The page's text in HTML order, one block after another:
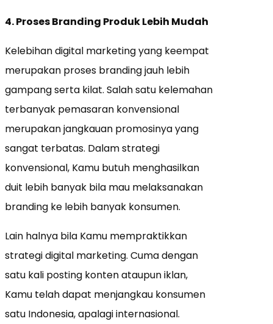
4. Proses Branding Produk Lebih Mudah
Kelebihan digital marketing yang keempat
merupakan proses branding jauh lebih
gampang serta kilat. Salah satu kelemahan
terbanyak pemasaran konvensional
merupakan jangkauan promosinya yang
sangat terbatas. Dalam strategi
konvensional, Kamu butuh menghasilkan
duit lebih banyak bila mau melaksanakan
branding ke lebih banyak konsumen.
Lain halnya bila Kamu mempraktikkan
strategi digital marketing. Cuma dengan
satu kali posting konten ataupun iklan,
Kamu telah dapat menjangkau konsumen
satu Indonesia, apalagi internasional.